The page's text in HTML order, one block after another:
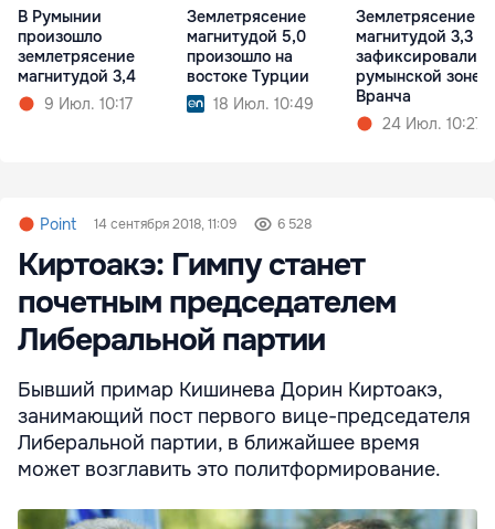
В Румынии
произошло
землетрясение
магнитудой 3,4
9 Июл. 10:17
Землетрясение
магнитудой 5,0
произошло на
востоке Турции
18 Июл. 10:49
Землетрясение
магнитудой 3,3
зафиксировали в
румынской зоне
Вранча
24 Июл. 10:27
Point 14 сентября 2018, 11:09 6 528
Киртоакэ: Гимпу станет
почетным председателем
Либеральной партии
Бывший примар Кишинева Дорин Киртоакэ,
занимающий пост первого вице-председателя
Либеральной партии, в ближайшее время
может возглавить это политформирование.